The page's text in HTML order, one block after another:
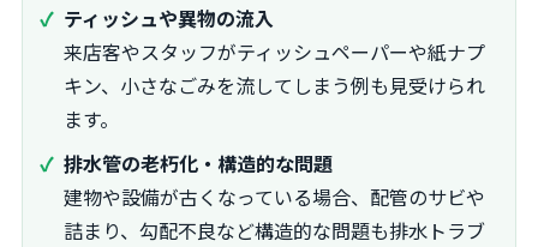
ティッシュや異物の流入
来店客やスタッフがティッシュペーパーや紙ナプ
キン、小さなごみを流してしまう例も見受けられ
ます。
排水管の老朽化・構造的な問題
建物や設備が古くなっている場合、配管のサビや
詰まり、勾配不良など構造的な問題も排水トラブ